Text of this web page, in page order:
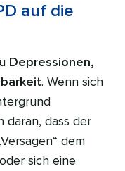
auf die
Depressionen,
. Wenn sich
daran, dass der
dem
sich eine